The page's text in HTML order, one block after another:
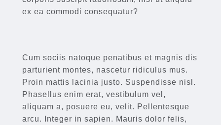
ex ea commodi consequatur?
Cum sociis natoque penatibus et magnis dis
parturient montes, nascetur ridiculus mus.
Proin mattis lacinia justo. Suspendisse nisl.
Phasellus enim erat, vestibulum vel,
aliquam a, posuere eu, velit. Pellentesque
arcu. Integer in sapien. Mauris dolor felis,